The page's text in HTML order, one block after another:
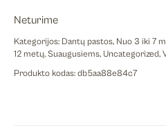
Neturime
Kategorijos: Dantų pastos, Nuo 3 iki 7
12 metų, Suaugusiems, Uncategorized,
Produkto kodas: db5aa88e84c7